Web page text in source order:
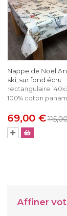
Nappe de Noël
ski, sur fond écru
rectangulaire
100% coton
69,00 €
Affiner